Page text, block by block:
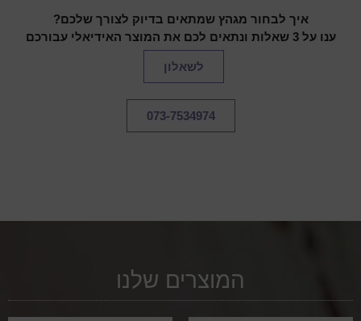
איך לבחור מגהץ שמתאים בדיוק לצורך שלכם?
ענו על 3 שאלות ונתאים לכם את המוצר האידיאלי עבורכם
לשאלון
073-7534974
המוצרים שלנו